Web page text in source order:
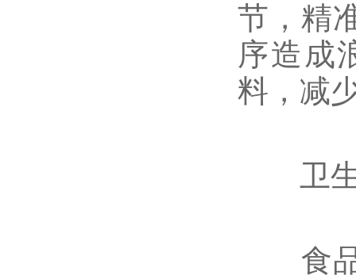
节，精
序造成
料，减
卫生
食品